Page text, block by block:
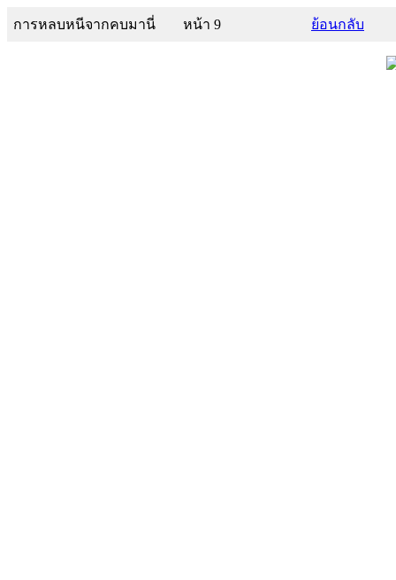
การหลบหนีจากคบมานี่ หน้า 9 ย้อนกลับ